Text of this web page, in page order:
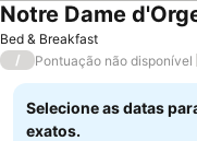
Bed & Breakfast
Notre Dame
/ Pontuação não disponível
Selecione as datas
exatos.